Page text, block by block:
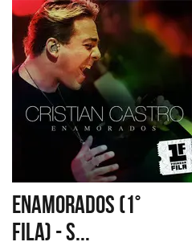
ENAMORADOS (1°
FILA) - S...